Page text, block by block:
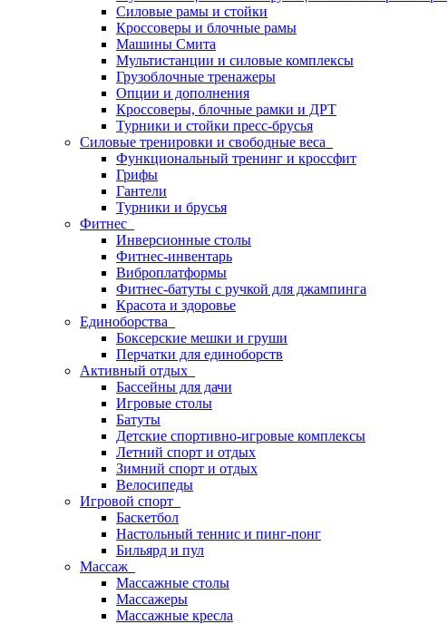
Силовые рамы и стойки
Кроссоверы и блочные рамы
Машины Смита
Мультистанции и силовые комплексы
Грузоблочные тренажеры
Опции и дополнения
Кроссоверы, блочные рамки и ДРТ
Турники и стойки пресс-брусья
Силовые тренировки и свободные веса
Функциональный тренинг и кроссфит
Грифы
Гантели
Турники и брусья
Фитнес
Инверсионные столы
Фитнес-инвентарь
Виброплатформы
Фитнес-батуты с ручкой для джампинга
Красота и здоровье
Единоборства
Боксерские мешки и груши
Перчатки для единоборств
Активный отдых
Бассейны для дачи
Игровые столы
Батуты
Детские спортивно-игровые комплексы
Летний спорт и отдых
Зимний спорт и отдых
Велосипеды
Игровой спорт
Баскетбол
Настольный теннис и пинг-понг
Бильярд и пул
Массаж
Массажные столы
Массажеры
Массажные кресла